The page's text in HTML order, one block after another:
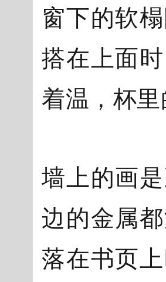
窗下的软
搭在上面
着温，杯
墙上的画
边的金属
落在书页